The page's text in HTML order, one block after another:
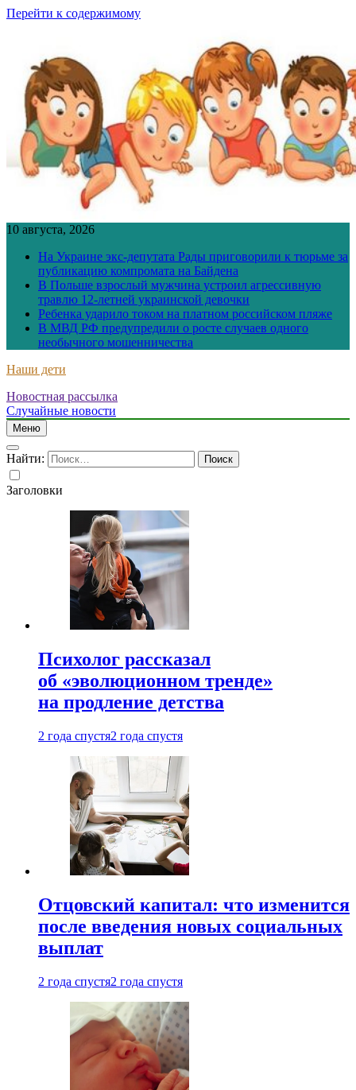
Перейти к содержимому
10 августа, 2026
На Украине экс-депутата Рады приговорили к тюрьме за
публикацию компромата на Байдена
В Польше взрослый мужчина устроил агрессивную
травлю 12-летней украинской девочки
Ребенка ударило током на платном российском пляже
В МВД РФ предупредили о росте случаев одного
необычного мошенничества
Наши дети
Новостная рассылка
Случайные новости
Меню
Найти:
Заголовки
Психолог рассказал
об «эволюционном тренде»
на продление детства
2 года спустя2 года спустя
Отцовский капитал: что изменится
после введения новых социальных
выплат
2 года спустя2 года спустя